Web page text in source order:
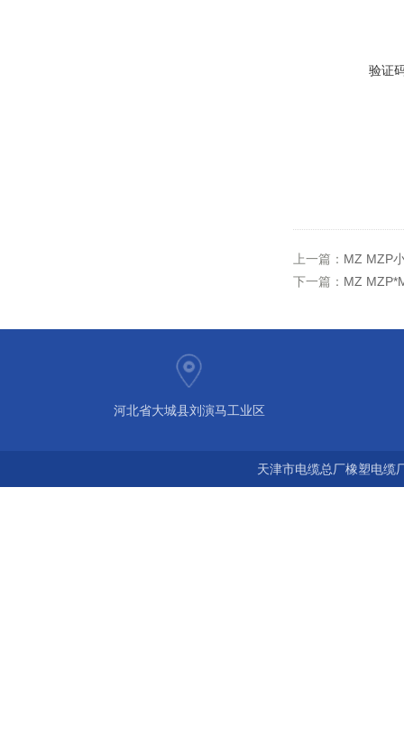
验证
上一篇： MZ MZP
下一篇： MZ
河北省大城县刘演马工业区
天津市电缆总厂橡塑电